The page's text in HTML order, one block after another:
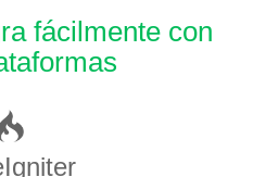
fácilmente con